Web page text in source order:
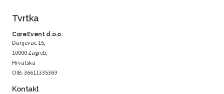
Tvrtka
CoreEvent d.o.o.
Dunjevac 15,
10000 Zagreb,
Hrvatska
OIB: 36611335369
Kontakt